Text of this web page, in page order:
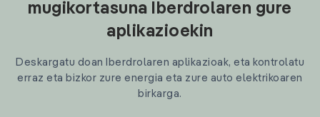
mugikortasuna Iberdrolaren gure
aplikazioekin
Deskargatu doan Iberdrolaren aplikazioak, eta kontrolatu
erraz eta bizkor zure energia eta zure auto elektrikoaren
birkarga.